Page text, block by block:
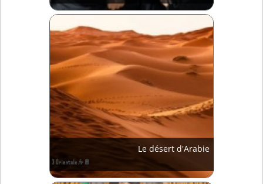
Le désert d'Arabie